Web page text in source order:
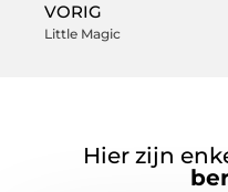
VORIG
Little Magic
Hier zijn